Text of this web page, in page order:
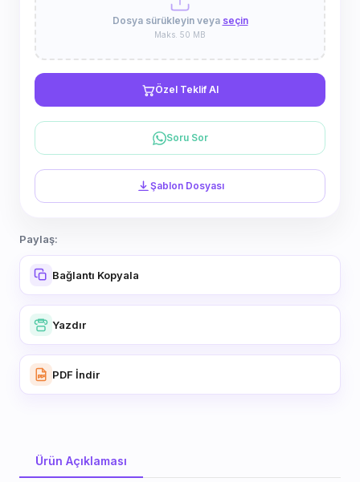
Dosya sürükleyin veya seçin
Maks. 50 MB
Özel Teklif Al
Soru Sor
Şablon Dosyası
Paylaş:
Bağlantı Kopyala
Yazdır
PDF İndir
Ürün Açıklaması